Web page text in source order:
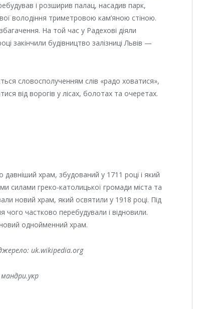
і розширив палац, насадив парк,
володіння триметровою кам’яною стіною.
На той час у Радехові діяли
закінчили будівництво залізниці Львів —
словосполученням слів «радо ховатися»,
від ворогів у лісах, болотах та очеретах.
храм, збудований у 1711 році і який
силами греко-католицької громади міста та
новий храм, який освятили у 1918 році. Під
чого частково перебудували і відновили.
однойменний храм.
uk.wikipedia.org